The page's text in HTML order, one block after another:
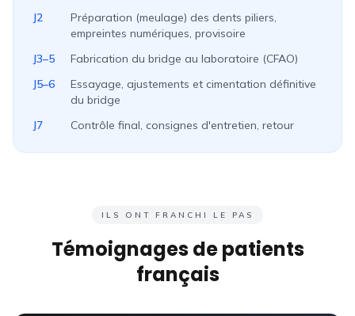
J2
Préparation (meulage) des dents piliers,
empreintes numériques, provisoire
J3–5
Fabrication du bridge au laboratoire (CFAO)
J5–6
Essayage, ajustements et cimentation définitive
du bridge
J7
Contrôle final, consignes d'entretien, retour
ILS ONT FRANCHI LE PAS
Témoignages de patients
français